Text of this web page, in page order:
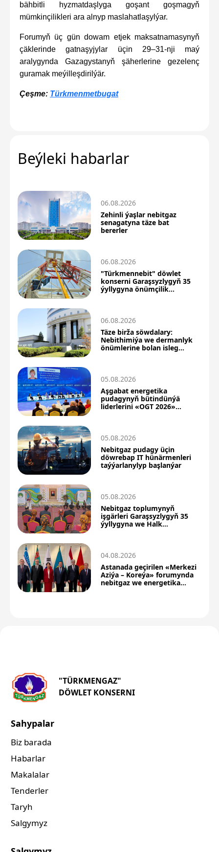
bähbitli hyzmatdaşlyga goşant goşmagyň
mümkinçilikleri ara alnyp maslahatlaşylýar.
Forumyň üç gün dowam etjek maksatnamasynyň
çäklerinde gatnaşyjylar üçin 29–31-nji maý
aralygynda Gazagystanyň şäherlerine gezelenç
guramak meýilleşdirilýär.
Çeşme: Türkmenmetbugat
Beýleki habarlar
06.08.2026
Zehinli ýaşlar nebitgaz
senagatyna täze bat
bererler
06.08.2026
"Türkmennebit" döwlet
konserni Garaşsyzlygyň 35
ýyllygyna önümçilik
06.08.2026
Täze birža söwdalary:
Nebithimiýa we dermanlyk
önümlerine bolan isleg
05.08.2026
Aşgabat energetika
pudagynyň bütindünýä
liderlerini «OGT 2026»
05.08.2026
Nebitgaz pudagy üçin
döwrebap IT hünärmenleri
taýýarlanylyp başlanýar
05.08.2026
Nebitgaz toplumynyň
işgärleri Garaşsyzlygyň 35
ýyllygyna we Halk
04.08.2026
Astanada geçirilen «Merkezi
Aziýa – Koreýa» forumynda
nebitgaz we energetika
"TÜRKMENGAZ"
DÖWLET KONSERNI
Sahypalar
Biz barada
Habarlar
Makalalar
Tenderler
Taryh
Salgymyz